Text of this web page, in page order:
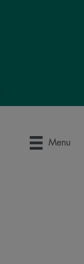
Menu